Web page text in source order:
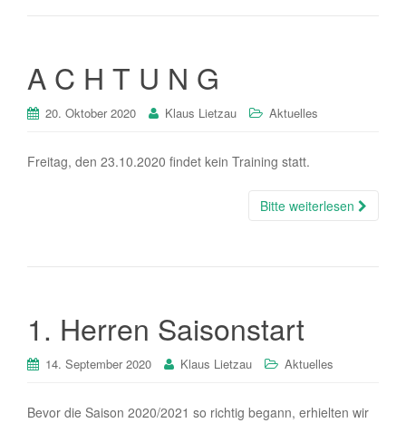
A C H T U N G
20. Oktober 2020 Klaus Lietzau Aktuelles
Freitag, den 23.10.2020 findet kein Training statt.
Bitte weiterlesen
1. Herren Saisonstart
14. September 2020 Klaus Lietzau Aktuelles
Bevor die Saison 2020/2021 so richtig begann, erhielten wir